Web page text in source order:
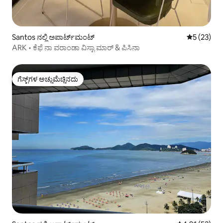
Santos ನಲ್ಲಿ ಅಪಾರ್ಟ್‌ಮಂಟ್ 5 ರಲ್ಲಿ 5
5 (23)
ARK • ಕೆಫೆ ನಾ ವರಾಂಡಾ ವಿಸ್ಟಾ ಮಾರ್ & ಪಿಸಿನಾ
ಗೆಸ್ಟ್‌ಗಳ ಅಚ್ಚುಮೆಚ್ಚಿನದು
ಗೆಸ್ಟ್‌ಗಳ ಅಚ್ಚುಮೆಚ್ಚಿನದು